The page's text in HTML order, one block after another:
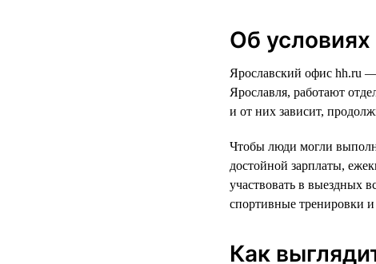
Об
Ярославский офис hh.ru
Ярославля, работают
и от них зависит,
Чтобы люди могли
достойной зарплаты,
участвовать в выездных
спортивные тренировки
Как